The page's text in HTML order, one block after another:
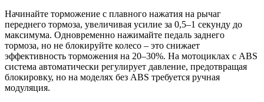
Начинайте торможение с плавного нажатия на рычаг
переднего тормоза, увеличивая усилие за 0,5–1 секунду до
максимума. Одновременно нажимайте педаль заднего
тормоза, но не блокируйте колесо – это снижает
эффективность торможения на 20–30%. На мотоциклах с ABS
система автоматически регулирует давление, предотвращая
блокировку, но на моделях без ABS требуется ручная
модуляция.